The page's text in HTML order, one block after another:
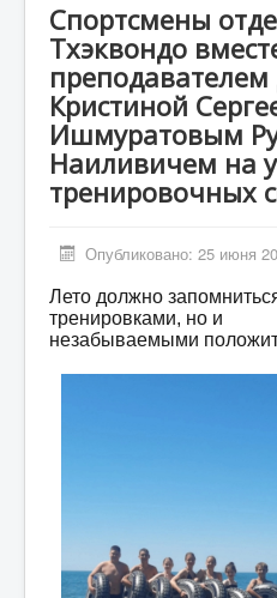
Новости
Гордость школы
Мероприятия
Контакты
Родителям
Противодействие
Антитеррористическая
Охрана труда
Спортсмены
Тхэквондо
Кристиной
Ишмуратовым
Наиливичем на
тренировочных
Опубликовано: 25 июня
Лето должно
тренировками, но и
незабываемыми